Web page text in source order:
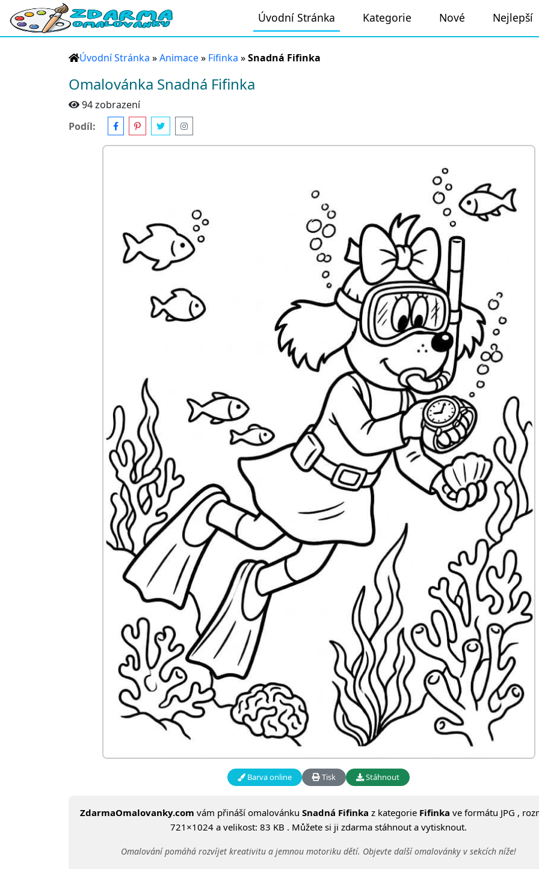
Úvodní Stránka Kategorie Nové Nejlepší
Úvodní Stránka »Animace» Fifinka »Snadná Fifinka
Omalovánka Snadná Fifinka
94 zobrazení
Podíl:
Barva online Tisk Stáhnout
ZdarmaOmalovanky.com vám přináší omalovánku Snadná Fifinka z kategorie Fifinka ve formátu JPG ,
721×1024 a velikost: 83 KB . Můžete si ji zdarma stáhnout a vytisknout.
Omalování pomáhá rozvíjet kreativitu a jemnou motoriku dětí. Objevte další omalovánky v sekcích níže!